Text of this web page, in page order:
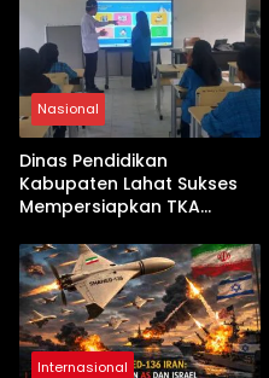
Nasional
Dinas Pendidikan
Kabupaten Lahat Sukses
Mempersiapkan TKA
Pembekalan Latihan Soal
Tanpa Internet
Internasional